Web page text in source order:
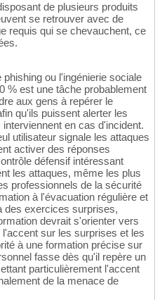
de plusieurs produits
se retrouver avec de
requis qui se chevauchent, ce
ou l'ingénierie sociale
% est une tâche probablement
aux gens à repérer le
qu'ils puissent alerter les
en cas d'incident.
utilisateur signale les attaques
activer des réponses
défensif intéressant
les attaques, même les plus
professionnels de la sécurité
à l'évacuation régulière et
des exercices surprises,
devrait s'orienter vers
sur les surprises et les
à une formation précise sur
fasse dès qu'il repère un
particulièrement l'accent
de la menace de